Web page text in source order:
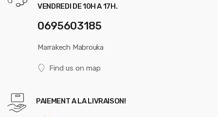
VENDREDI DE 10H A 17H.
0695603185
Marrakech Mabrouka
Find us on map
PAIEMENT A LA LIVRAISON!